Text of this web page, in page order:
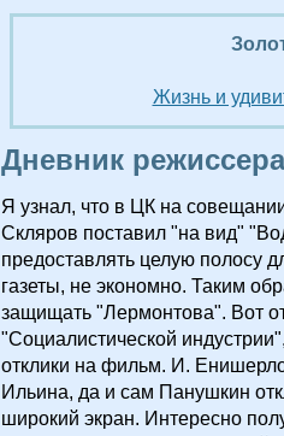
Жизнь и
Дневник
Я узнал, что в ЦК на
Скляров поставил "на вид"
предоставлять целую полосу
газеты, не экономно. Таким
защищать "Лермонтова". Вот
"Социалистической
отклики на фильм. И.
Ильина, да и сам Панушкин
широкий экран. Интересно